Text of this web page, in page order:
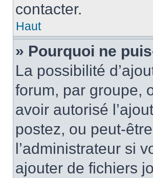
contacter.
Haut
» Pourquoi ne
La possibilité
forum, par groupe,
avoir autorisé
postez, ou peut-
l’administrateur si
ajouter de fichiers